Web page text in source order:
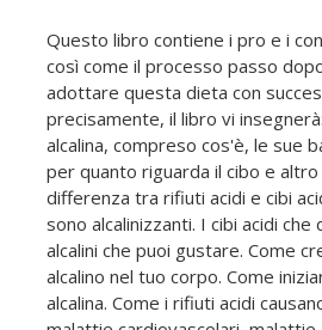
Questo libro contiene i pro e i
così come il processo passo
adottare questa dieta con
precisamente, il libro vi
alcalina, compreso cos'è, le sue
per quanto riguarda il cibo e altro
differenza tra rifiuti acidi e cibi
sono alcalinizzanti. I cibi acidi che
alcalini che puoi gustare. Come
alcalino nel tuo corpo. Come
alcalina. Come i rifiuti acidi